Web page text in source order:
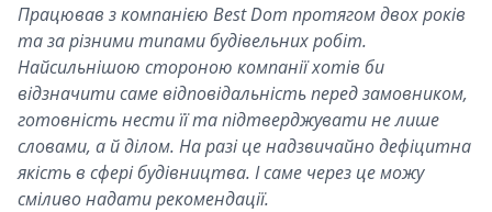
Працював з компанією Best Dom протягом двох років
та за різними типами будівельних робіт.
Найсильнішою стороною компанії хотів би
відзначити саме відповідальність перед замовником,
готовність нести її та підтверджувати не лише
словами, а й ділом. На разі це надзвичайно дефіцитна
якість в сфері будівництва. І саме через це можу
сміливо надати рекомендації.